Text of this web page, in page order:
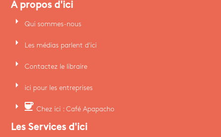
A propos d'ici
arrow_right Qui sommes-nous
arrow_right Les médias parlent d'ici
arrow_right Contactez le libraire
arrow_right ici pour les entreprises
arrow_right coffee Chez ici : Café Apapacho
Les Services d'ici